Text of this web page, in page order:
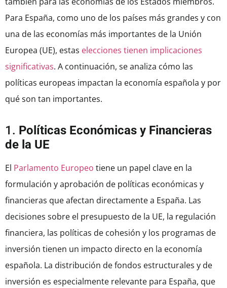
Para España, como uno de los países más grandes y con
una de las economías más importantes de la Unión
Europea (UE), estas elecciones tienen implicaciones
significativas. A continuación, se analiza cómo las
políticas europeas impactan la economía española y por
qué son tan importantes.
1. Políticas Económicas y Financieras
de la UE
El Parlamento Europeo tiene un papel clave en la
formulación y aprobación de políticas económicas y
financieras que afectan directamente a España. Las
decisiones sobre el presupuesto de la UE, la regulación
financiera, las políticas de cohesión y los programas de
inversión tienen un impacto directo en la economía
española. La distribución de fondos estructurales y de
inversión es especialmente relevante para España, que